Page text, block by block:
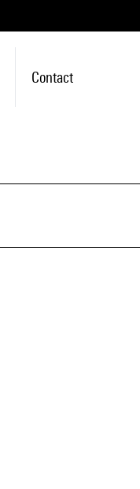
Contact